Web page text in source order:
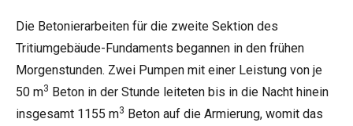
Die Betonierarbeiten für die zweite Sektion des
Tritiumgebäude-Fundaments begannen in den frühen
Morgenstunden. Zwei Pumpen mit einer Leistung von je
50 m3 Beton in der Stunde leiteten bis in die Nacht hinein
insgesamt 1155 m3 Beton auf die Armierung, womit das